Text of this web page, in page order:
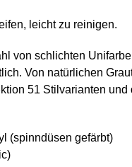
leicht zu reinigen.
von schlichten
Von natürlichen
51 Stilvarianten und
(spinndüsen gefärbt)